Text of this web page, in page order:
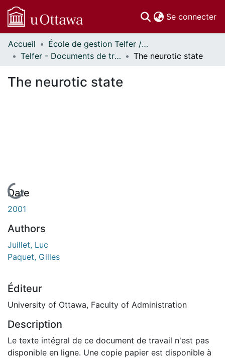
Se connecter
Communautés
et collections
Statistiques
Accueil
École de gestion Telfer // Telfer School of Management
Telfer - Documents de travail // Telfer - Working Papers
The neurotic state
The neurotic state
En cours de chargement...
Date
2001
Authors
Juillet, Luc
Paquet, Gilles
Éditeur
University of Ottawa, Faculty of Administration
Description
Le texte intégral de ce document de travail n'est pas
disponible en ligne. Une copie papier est disponible à